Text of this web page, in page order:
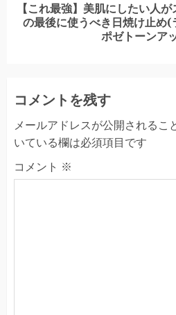
Next
【これ最強】美肌にしたい人
の最後に使うべき日焼け止め(
ポゼトーンア
コメントを残す
メールアドレスが公開されるこ
いている欄は必須項目です
コメント ※